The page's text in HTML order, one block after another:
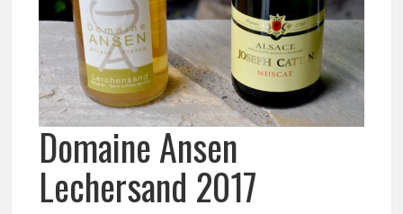
Domaine Ansen
Lechersand 2017